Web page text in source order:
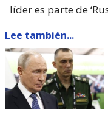
líder es parte de
Lee también...